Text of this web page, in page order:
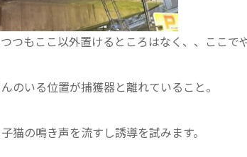
つもここ以外置けるところはなく、、ここで
のいる位置が捕獲器と離れていること。
猫の鳴き声を流すし誘導を試みます。